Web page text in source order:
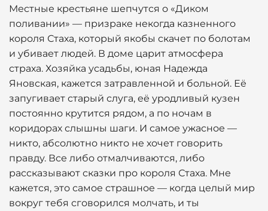
Местные крестьяне шепчутся о «Диком
поливании» — призраке некогда казненного
короля Стаха, который якобы скачет по болотам
и убивает людей. В доме царит атмосфера
страха. Хозяйка усадьбы, юная Надежда
Яновская, кажется затравленной и больной. Её
запугивает старый слуга, её уродливый кузен
постоянно крутится рядом, а по ночам в
коридорах слышны шаги. И самое ужасное —
никто, абсолютно никто не хочет говорить
правду. Все либо отмалчиваются, либо
рассказывают сказки про короля Стаха. Мне
кажется, это самое страшное — когда целый мир
вокруг тебя сговорился молчать, и ты